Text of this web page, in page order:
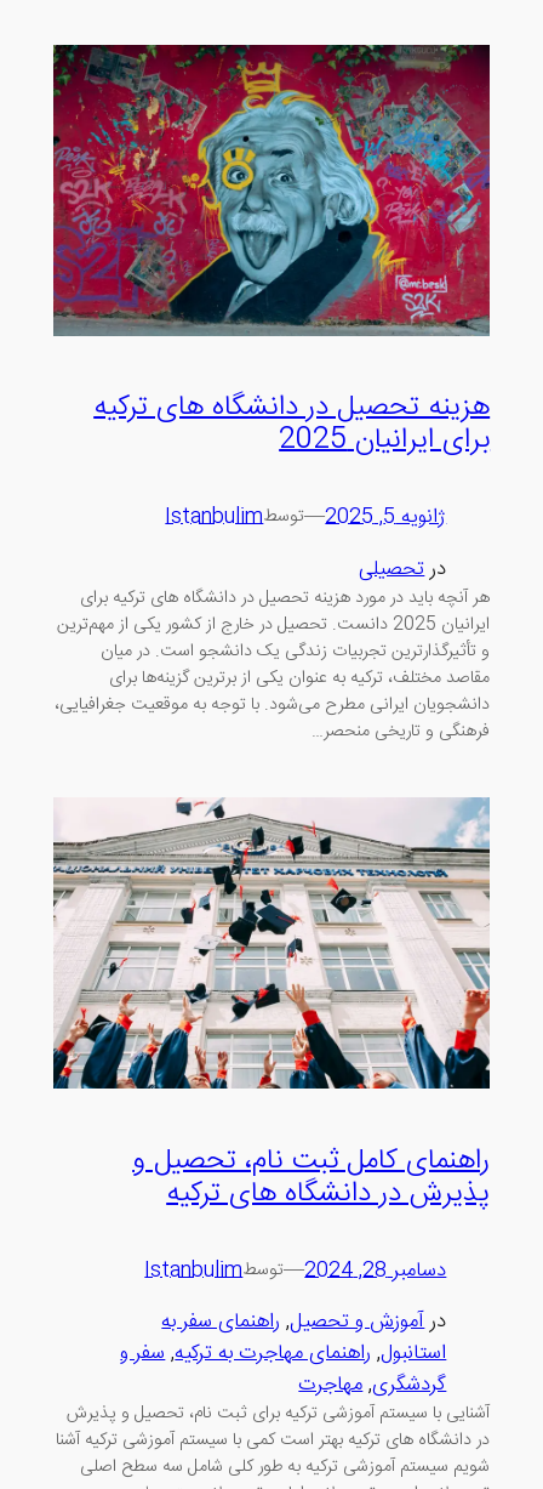
هزینه تحصیل در دانشگاه های ترکیه
برای ایرانیان 2025
ژانویه 5, 2025 —توسطIstanbulim
درتحصیلی
هر آنچه باید در مورد هزینه تحصیل در دانشگاه های ترکیه برای
ایرانیان 2025 دانست. تحصیل در خارج از کشور یکی از مهم‌ترین
و تأثیرگذارترین تجربیات زندگی یک دانشجو است. در میان
مقاصد مختلف، ترکیه به عنوان یکی از برترین گزینه‌ها برای
دانشجویان ایرانی مطرح می‌شود. با توجه به موقعیت جغرافیایی،
فرهنگی و تاریخی منحصر…
راهنمای کامل ثبت نام، تحصیل و
پذیرش در دانشگاه های ترکیه
دسامبر 28, 2024 —توسطIstanbulim
درآموزش و تحصیل, راهنمای سفر به
استانبول, راهنمای مهاجرت به ترکیه, سفر و
گردشگری, مهاجرت
آشنایی با سیستم آموزشی ترکیه برای ثبت نام، تحصیل و پذیرش
در دانشگاه های ترکیه بهتر است کمی با سیستم آموزشی ترکیه آشنا
شویم سیستم آموزشی ترکیه به طور کلی شامل سه سطح اصلی